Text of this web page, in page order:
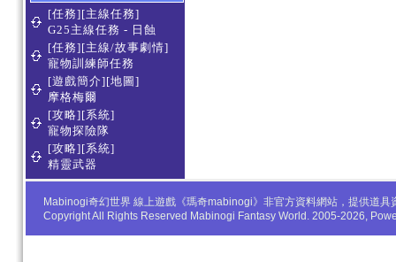
[任務][主線任務]
G25主線任務 - 日蝕
[任務][主線/故事劇情]
寵物訓練師任務
[遊戲簡介][地圖]
摩格梅爾
[攻略][系統]
寵物探險隊
[攻略][系統]
精靈武器
Mabinogi奇幻世界 線上遊戲《瑪奇mabinogi》非官方資料網站，提供道
Copyright All Rights Reserved Mabinogi Fantasy World. 2005-2026,